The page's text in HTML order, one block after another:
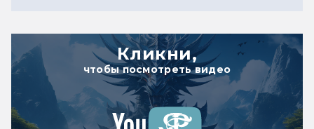
Кликни,
чтобы посмотреть видео